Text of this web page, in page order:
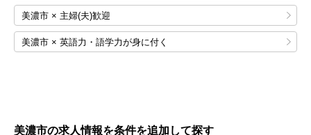
美濃市 × 主婦(夫)歓迎
美濃市 × 英語力・語学力が身に付く
美濃市の求人情報を条件を追加して探す